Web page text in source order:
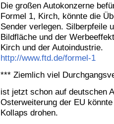
Die großen Autokonzerne
Formel 1, Kirch, könnte die
Sender verlegen. Silberpfeile
Bildfläche und der
Kirch und der Autoindustrie.
http://www.ftd.de/formel-1
*** Ziemlich viel
ist jetzt schon auf deutschen
Osterweiterung der EU
Kollaps drohen.